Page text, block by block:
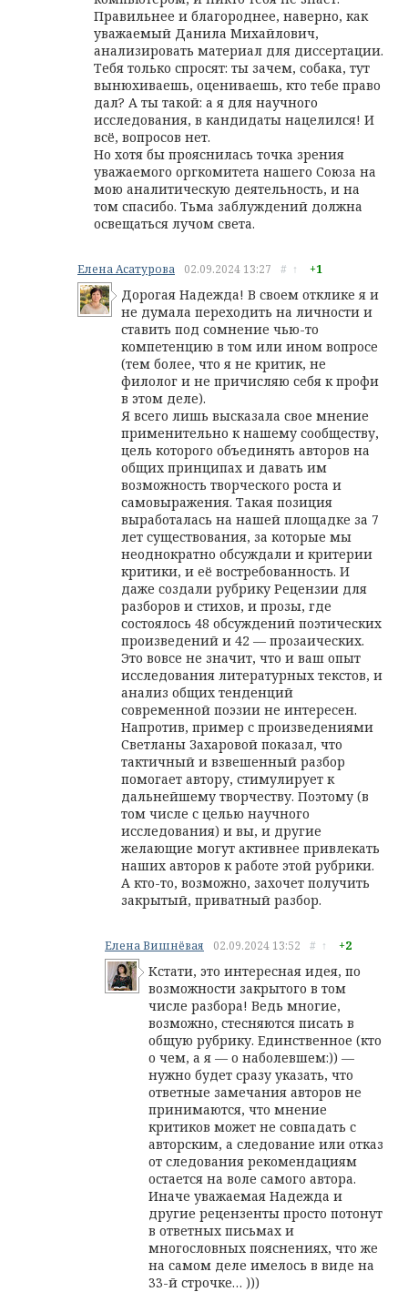
Правильнее и благороднее, наверно, как
уважаемый Данила Михайлович,
анализировать материал для диссертации.
Тебя только спросят: ты зачем, собака, тут
вынюхиваешь, оцениваешь, кто тебе право
дал? А ты такой: а я для научного
исследования, в кандидаты нацелился! И
всё, вопросов нет.
Но хотя бы прояснилась точка зрения
уважаемого оргкомитета нашего Союза на
мою аналитическую деятельность, и на
том спасибо. Тьма заблуждений должна
освещаться лучом света.
Елена Асатурова 02.09.2024 13:27 # ↑ +1
Дорогая Надежда! В своем отклике я и
не думала переходить на личности и
ставить под сомнение чью-то
компетенцию в том или ином вопросе
(тем более, что я не критик, не
филолог и не причисляю себя к профи
в этом деле).
Я всего лишь высказала свое мнение
применительно к нашему сообществу,
цель которого объединять авторов на
общих принципах и давать им
возможность творческого роста и
самовыражения. Такая позиция
выработалась на нашей площадке за 7
лет существования, за которые мы
неоднократно обсуждали и критерии
критики, и её востребованность. И
даже создали рубрику Рецензии для
разборов и стихов, и прозы, где
состоялось 48 обсуждений поэтических
произведений и 42 — прозаических.
Это вовсе не значит, что и ваш опыт
исследования литературных текстов, и
анализ общих тенденций
современной поэзии не интересен.
Напротив, пример с произведениями
Светланы Захаровой показал, что
тактичный и взвешенный разбор
помогает автору, стимулирует к
дальнейшему творчеству. Поэтому (в
том числе с целью научного
исследования) и вы, и другие
желающие могут активнее привлекать
наших авторов к работе этой рубрики.
А кто-то, возможно, захочет получить
закрытый, приватный разбор.
Елена Вишнёвая 02.09.2024 13:52 # ↑ +2
Кстати, это интересная идея, по
возможности закрытого в том
числе разбора! Ведь многие,
возможно, стесняются писать в
общую рубрику. Единственное (кто
о чем, а я — о наболевшем:)) —
нужно будет сразу указать, что
ответные замечания авторов не
принимаются, что мнение
критиков может не совпадать с
авторским, а следование или отказ
от следования рекомендациям
остается на воле самого автора.
Иначе уважаемая Надежда и
другие рецензенты просто потонут
в ответных письмах и
многословных пояснениях, что же
на самом деле имелось в виде на
33-й строчке… )))